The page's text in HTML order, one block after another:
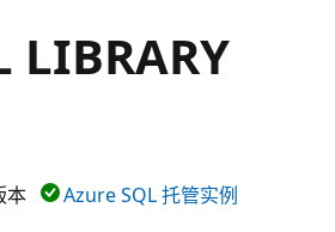
LIBRARY
本 Azure SQL 托管实例